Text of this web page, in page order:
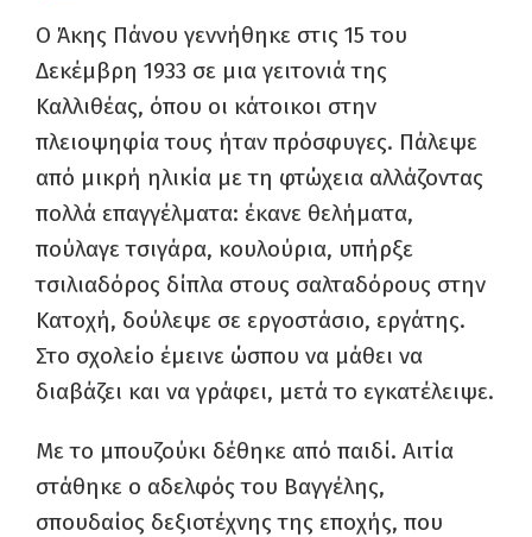
Ο Άκης Πάνου γεννήθηκε στις 15 του
Δεκέμβρη 1933 σε μια γειτονιά της
Καλλιθέας, όπου οι κάτοικοι στην
πλειοψηφία τους ήταν πρόσφυγες. Πάλεψε
από μικρή ηλικία με τη φτώχεια αλλάζοντας
πολλά επαγγέλματα: έκανε θελήματα,
πούλαγε τσιγάρα, κουλούρια, υπήρξε
τσιλιαδόρος δίπλα στους σαλταδόρους στην
Κατοχή, δούλεψε σε εργοστάσιο, εργάτης.
Στο σχολείο έμεινε ώσπου να μάθει να
διαβάζει και να γράφει, μετά το εγκατέλειψε.
Με το μπουζούκι δέθηκε από παιδί. Αιτία
στάθηκε ο αδελφός του Βαγγέλης,
σπουδαίος δεξιοτέχνης της εποχής, που